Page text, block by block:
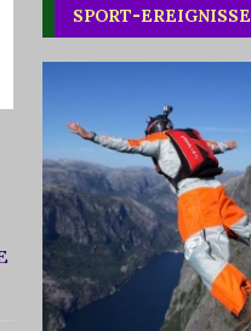
SPORT-EREIGNISSE